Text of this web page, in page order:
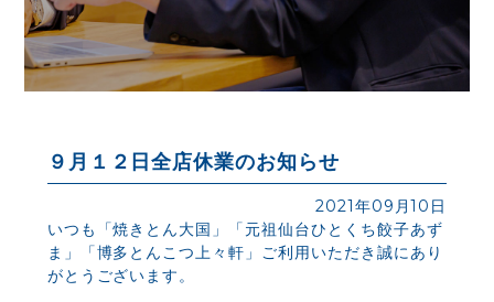
９月１２日全店休業のお知らせ
2021年09月10日
いつも「焼きとん大国」「元祖仙台ひとくち餃子あず
ま」「博多とんこつ上々軒」ご利用いただき誠にあり
がとうございます。